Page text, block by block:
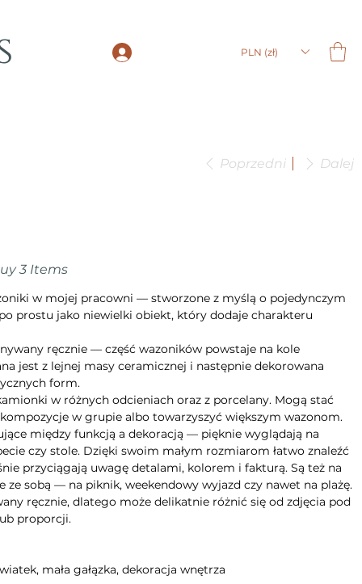
PLN (zł)
Poprzedni Dalej
3 Items
w mojej pracowni — stworzone z myślą o pojedynczym
prostu jako niewielki obiekt, który dodaje charakteru
ręcznie — część wazoników powstaje na kole
jest z lejnej masy ceramicznej i następnie dekorowana
form.
w różnych odcieniach oraz z porcelany. Mogą stać
w grupie albo towarzyszyć większym wazonom.
między funkcją a dekoracją — pięknie wyglądają na
czy stole. Dzięki swoim małym rozmiarom łatwo znaleźć
przyciągają uwagę detalami, kolorem i fakturą. Są też na
ze sobą — na piknik, weekendowy wyjazd czy nawet na plażę.
ręcznie, dlatego może delikatnie różnić się od zdjęcia pod
proporcji.
mała gałązka, dekoracja wnętrza